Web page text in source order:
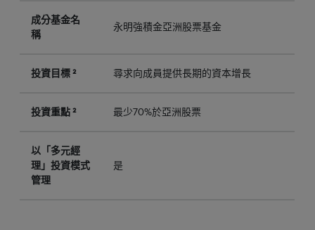
成分基金名
稱
永明強積金亞洲股票基金
投資目標 ² 尋求向成員提供長期的資本增長
投資重點 ² 最少70%於亞洲股票
以「多元經
理」投資模式
管理
是